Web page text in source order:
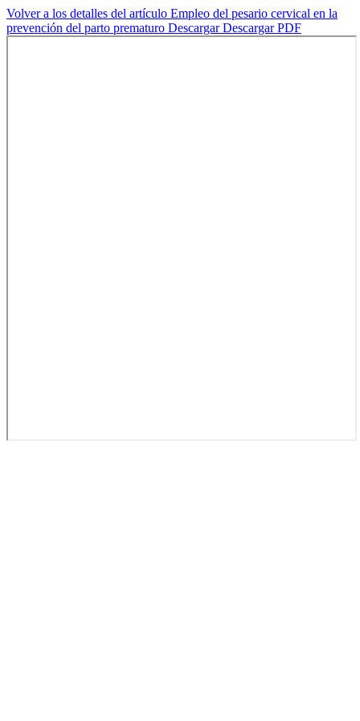
Volver a los detalles del artículo Empleo del pesario cervical en la
prevención del parto prematuro DescargarDescargar PDF